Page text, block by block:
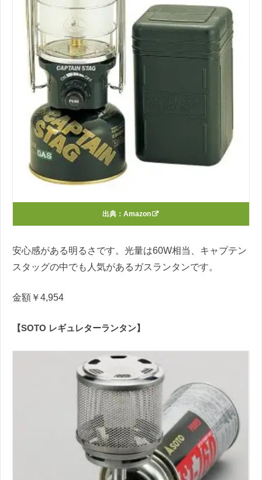
出典： Amazon
安心感がある明るさです。光量は60W相当、キャプテン
スタッグの中でも人気があるガスランタンです。
金額￥4,954
【SOTO レギュレターランタン】